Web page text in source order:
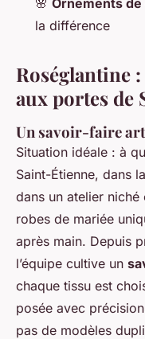
la différence
Roséglantine
aux portes de
Un savoir-faire
Situation idéale : à
Saint-Étienne, dans
dans un atelier niché
robes de mariée
après main. Depuis
l’équipe cultive un
chaque tissu est
posée avec
pas de modèles